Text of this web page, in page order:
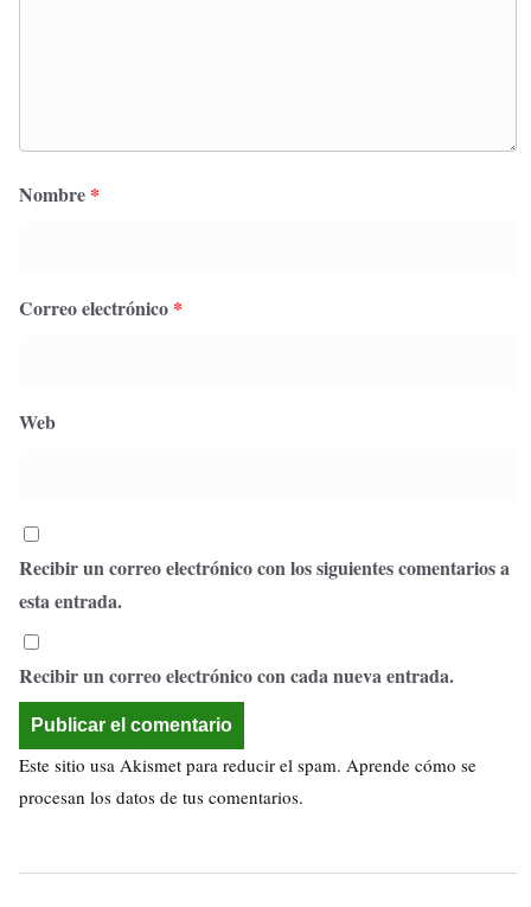
Nombre *
Correo electrónico *
Web
Recibir un correo electrónico con los siguientes comentarios a
esta entrada.
Recibir un correo electrónico con cada nueva entrada.
Este sitio usa Akismet para reducir el spam. Aprende cómo se
procesan los datos de tus comentarios.